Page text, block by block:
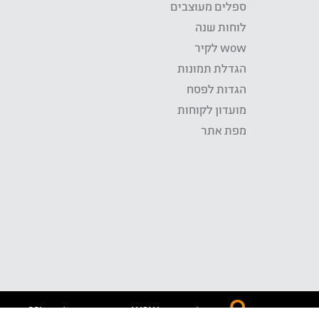
ספלים מעוצבים
לוחות שנה
wow לקיר
הגדלת תמונות
הגדות לפסח
מועדון לקוחות
מפת אתר
התשלום באתר WOW מאובטח בטכנולוגית SSL